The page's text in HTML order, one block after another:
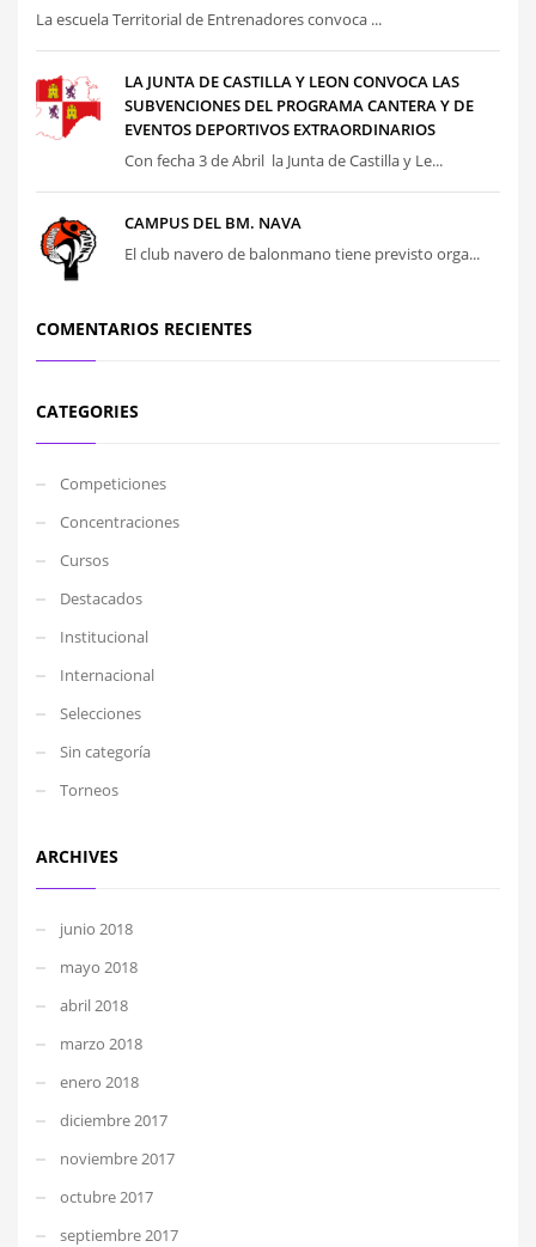
La escuela Territorial de Entrenadores convoca ...
LA JUNTA DE CASTILLA Y LEON CONVOCA LAS
SUBVENCIONES DEL PROGRAMA CANTERA Y DE
EVENTOS DEPORTIVOS EXTRAORDINARIOS
Con fecha 3 de Abril la Junta de Castilla y Le...
CAMPUS DEL BM. NAVA
El club navero de balonmano tiene previsto orga...
COMENTARIOS RECIENTES
CATEGORIES
Competiciones
Concentraciones
Cursos
Destacados
Institucional
Internacional
Selecciones
Sin categoría
Torneos
ARCHIVES
junio 2018
mayo 2018
abril 2018
marzo 2018
enero 2018
diciembre 2017
noviembre 2017
octubre 2017
septiembre 2017